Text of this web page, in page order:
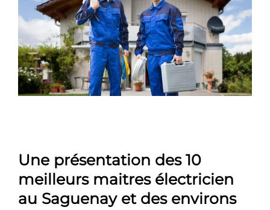
Une présentation des 10
meilleurs maitres électricien
au Saguenay et des environs